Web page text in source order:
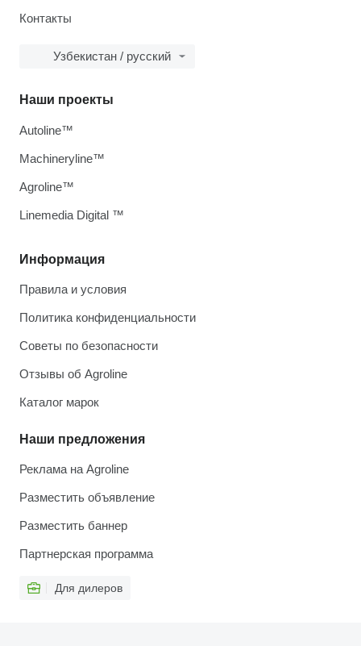
Контакты
Узбекистан / русский
Информация
Правила и условия
Политика конфиденциальности
Советы по безопасности
Отзывы об Agroline
Каталог марок
Наши предложения
Реклама на Agroline
Разместить объявление
Разместить баннер
Партнерская программа
Для дилеров
Наши проекты
Autoline™
Machineryline™
Agroline™
Linemedia Digital ™